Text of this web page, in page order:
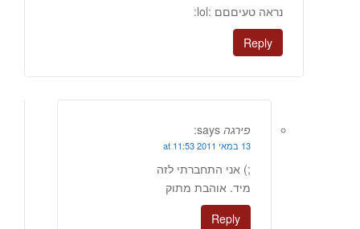
נראה טעיםםם :lol:
Reply
פירגה says:
13 במאי 2011 at 11:53
;) אני התחברתי לזה
מיד. אוהבת מתוק
Reply